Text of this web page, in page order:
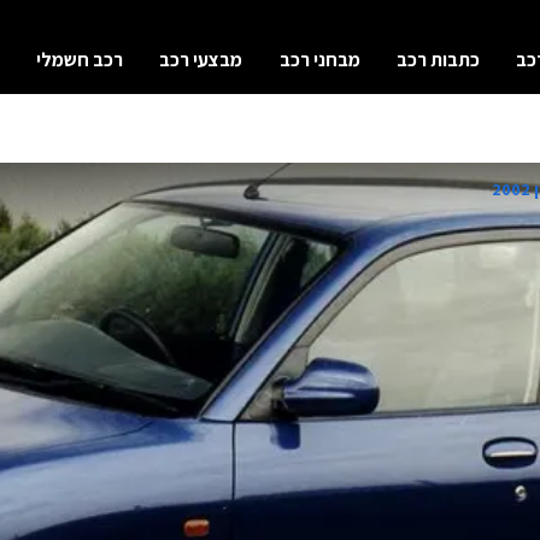
כתבות רכב מבחני רכב מבצעי רכב רכב חשמלי